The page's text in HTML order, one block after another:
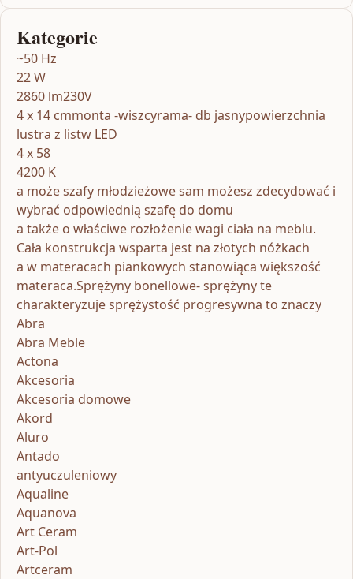
Kategorie
~50 Hz
22 W
2860 lm230V
4 x 14 cmmonta -wiszcyrama- db jasnypowierzchnia
lustra z listw LED
4 x 58
4200 K
a może szafy młodzieżowe sam możesz zdecydować i
wybrać odpowiednią szafę do domu
a także o właściwe rozłożenie wagi ciała na meblu.
Cała konstrukcja wsparta jest na złotych nóżkach
a w materacach piankowych stanowiąca większość
materaca.Sprężyny bonellowe- sprężyny te
charakteryzuje sprężystość progresywna to znaczy
Abra
Abra Meble
Actona
Akcesoria
Akcesoria domowe
Akord
Aluro
Antado
antyuczuleniowy
Aqualine
Aquanova
Art Ceram
Art-Pol
Artceram